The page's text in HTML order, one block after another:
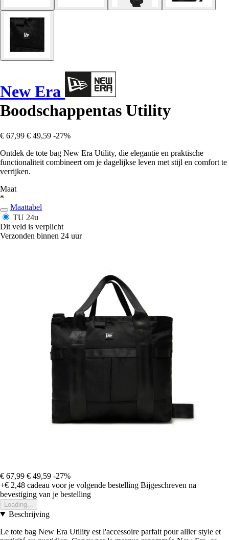
New Era
Boodschappentas Utility
€ 67,99 € 49,59 -27%
Ontdek de tote bag New Era Utility, die elegantie en praktische
functionaliteit combineert om je dagelijkse leven met stijl en comfort te
verrijken.
Maat
*
Maattabel
TU 24u
Dit veld is verplicht
Verzonden binnen 24 uur
€ 67,99 € 49,59 -27%
+€ 2,48 cadeau voor je volgende bestelling Bijgeschreven na
bevestiging van je bestelling
Loading...
Beschrijving
Le tote bag New Era Utility est l'accessoire parfait pour allier style et